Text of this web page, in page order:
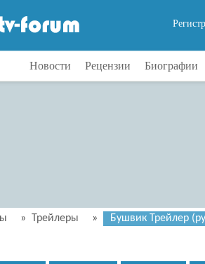
Новости Рецензии Биографии
» Трейлеры » Бушвик Трейлер